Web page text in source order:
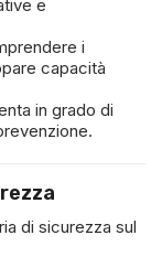
e
i
capacità
in grado di
di sicurezza sul